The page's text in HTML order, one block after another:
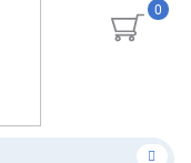
0